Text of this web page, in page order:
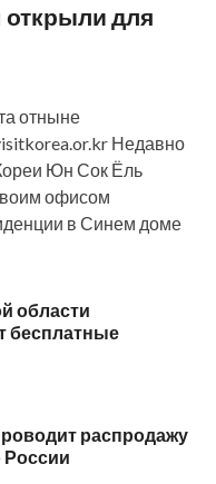
для
отныне
Недавно
Юн Сок Ёль
офисом
в Синем доме
области
бесплатные
распродажу
России